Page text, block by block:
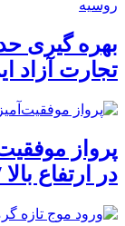
بهره گیری
تجارت آزاد
پرواز
در ارتفاع